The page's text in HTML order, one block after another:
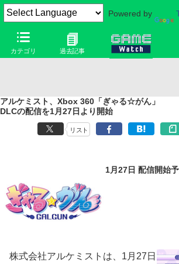
Powered by
カテゴリ 過去記事
アルケミスト、Xbox 360「ぎゃる☆がん」
DLCの配信を1月27日より開始
リスト
1月27日 配信開始
株式会社アルケミストは、1月27日